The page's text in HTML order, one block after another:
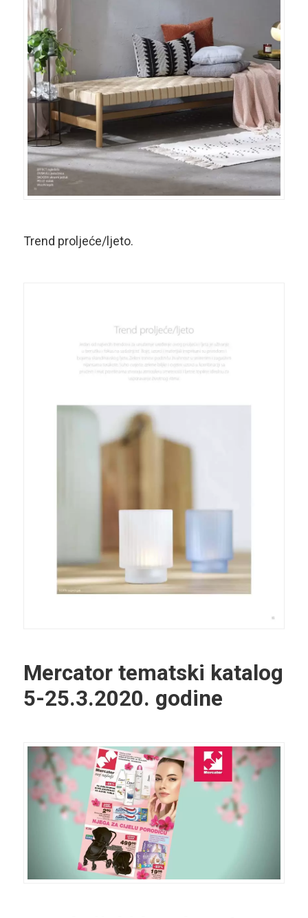
Trend proljeće/ljeto.
Mercator tematski katalog
5-25.3.2020. godine